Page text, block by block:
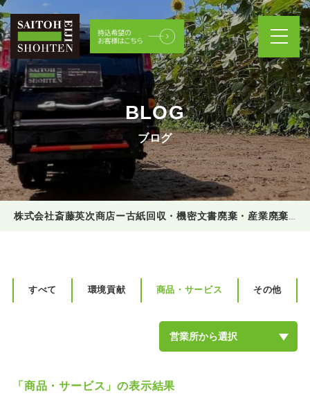
BLOG
ブログ
すべて 環境貢献 商品・サービス その他
営業所から選択
「商品・サービス」の表示結果